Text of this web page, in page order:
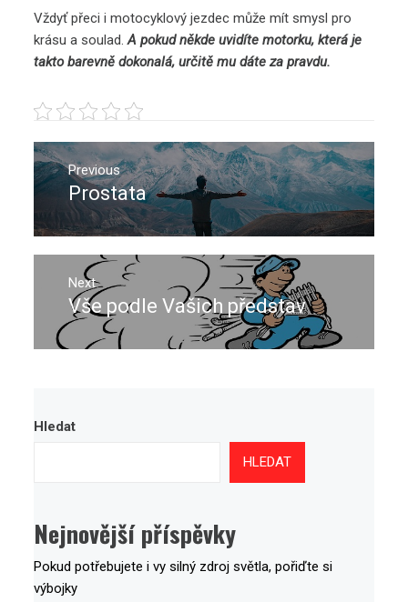
Vždyť přeci i motocyklový jezdec může mít smysl pro
krásu a soulad.A pokud někde uvidíte motorku, která je
takto barevně dokonalá, určitě mu dáte za pravdu.
Navigace
pro
příspěvek
Previous
Previous
post:
Prostata
Next
Next
post:
Vše podle Vašich představ
Hledat
HLEDAT
Nejnovější příspěvky
Pokud potřebujete i vy silný zdroj světla, pořiďte si
výbojky